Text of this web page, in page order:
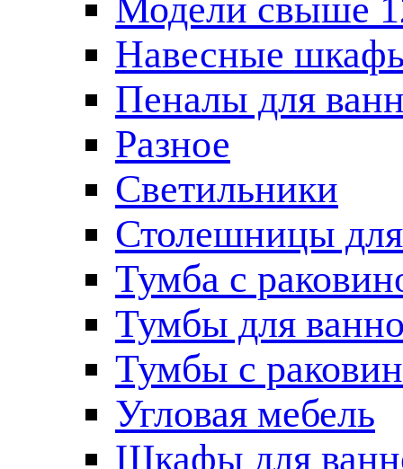
Навесные
Пеналы для
Разное
Светильники
Столешницы
Тумба с
Тумбы для
Тумбы с
Угловая мебель
Шкафы для